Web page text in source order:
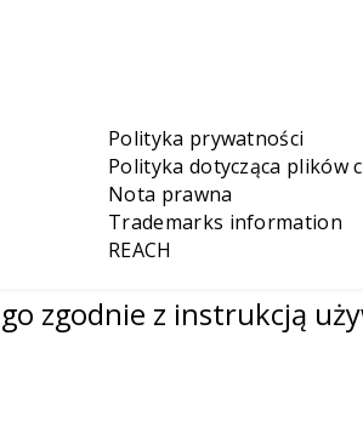
Polityka prywatności
Polityka dotycząca plików
Nota prawna
Trademarks information
REACH
zgodnie z instrukcją